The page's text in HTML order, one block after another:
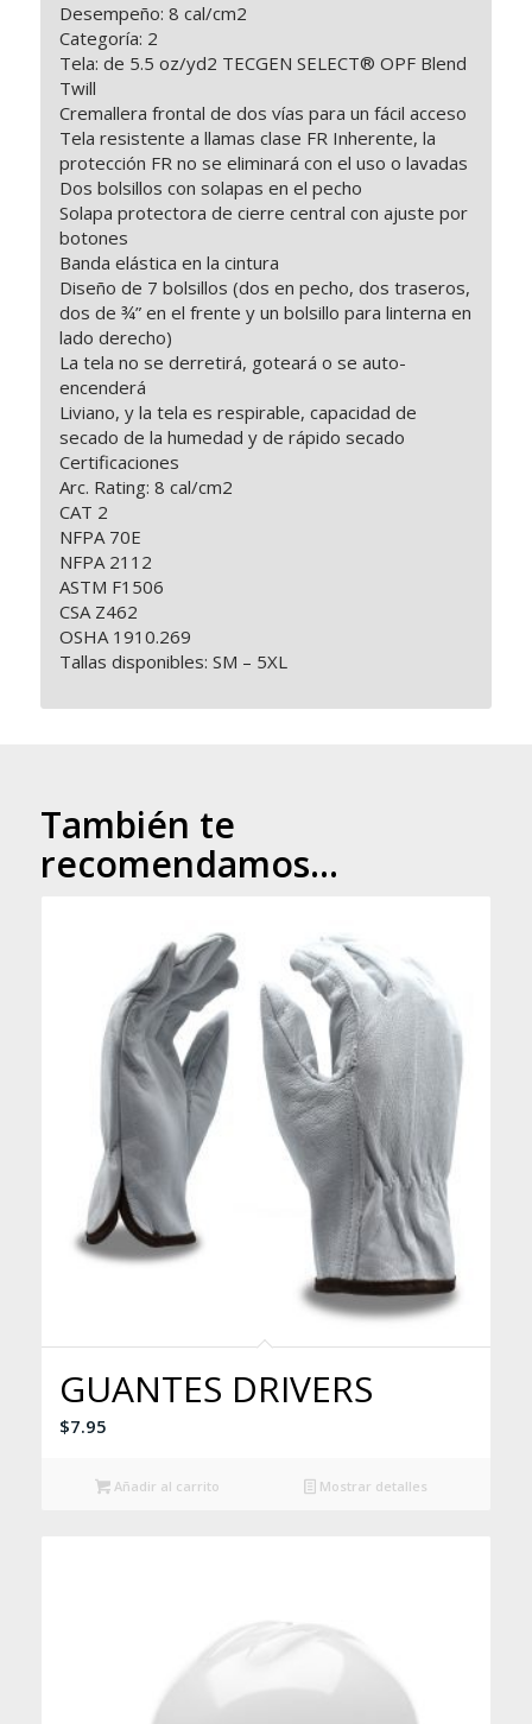
Desempeño: 8 cal/cm2
Categoría: 2
Tela: de 5.5 oz/yd2 TECGEN SELECT® OPF Blend
Twill
Cremallera frontal de dos vías para un fácil acceso
Tela resistente a llamas clase FR Inherente, la
protección FR no se eliminará con el uso o lavadas
Dos bolsillos con solapas en el pecho
Solapa protectora de cierre central con ajuste por
botones
Banda elástica en la cintura
Diseño de 7 bolsillos (dos en pecho, dos traseros,
dos de ¾” en el frente y un bolsillo para linterna en
lado derecho)
La tela no se derretirá, goteará o se auto-
encenderá
Liviano, y la tela es respirable, capacidad de
secado de la humedad y de rápido secado
Certificaciones
Arc. Rating: 8 cal/cm2
CAT 2
NFPA 70E
NFPA 2112
ASTM F1506
CSA Z462
OSHA 1910.269
Tallas disponibles: SM – 5XL
También te
recomendamos…
GUANTES DRIVERS
$7.95
Añadir al carrito Mostrar detalles